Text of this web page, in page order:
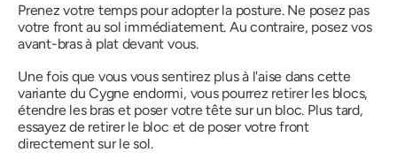
Prenez votre temps pour adopter la posture. Ne posez pas
votre front au sol immédiatement. Au contraire, posez vos
avant-bras à plat devant vous.
Une fois que vous vous sentirez plus à l'aise dans cette
variante du Cygne endormi, vous pourrez retirer les blocs,
étendre les bras et poser votre tête sur un bloc. Plus tard,
essayez de retirer le bloc et de poser votre front
directement sur le sol.